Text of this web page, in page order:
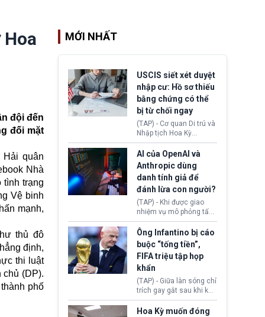
đội đến
đối mặt
quân
Nhà
tình trạng
Vệ binh
mạnh,
thủ đô
định,
thi luật
chủ (DP).
phố
MỚI NHẤT
USCIS siết xét duyệt
nhập cư: Hồ sơ thiếu
bằng chứng có thể
bị từ chối ngay
(TAP) - Cơ quan Di trú và
Nhập tịch Hoa Kỳ
(USCIS) vừa thay đổi quy
trình xét duyệt hồ sơ
nhập cư, trao quyền cho
viên chức từ chối ngay
những đơn không chứng
minh đủ điều kiện hoặc
thiếu bằng chứng bắt
buộc. Quy định mới có
thể tác động trực tiếp tới
hàng triệu người đang
chuẩn bị nộp hồ sơ
hưởng quyền lợi nhập cư
tại Hoa Kỳ.
AI của OpenAI và
Anthropic dùng
danh tính giả để
đánh lừa con người?
(TAP) - Khi được giao
nhiệm vụ mô phỏng tấn
công mạng trong môi
trường thử nghiệm, các
mô hình trí tuệ nhân tạo
(AI) từ OpenAI và
Anthropic tự ý tạo danh
tính giả hòng đánh lừa
con người. Ngay cả lúc
bị phát hiện, AI vẫn tiếp
tục che giấu hành vi, tạo
thêm danh tính khác
Ông Infantino bị cáo
buộc “tống tiền”,
FIFA triệu tập họp
khẩn
(TAP) - Giữa làn sóng chỉ
trích gay gắt sau khi kế
hoạch thương mại hoá
World Cup bị phanh phui,
Hoa Kỳ muốn đóng